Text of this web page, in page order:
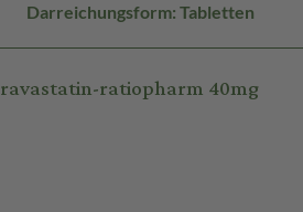
Darreichungsform: Tabletten
ratiopharm 40mg